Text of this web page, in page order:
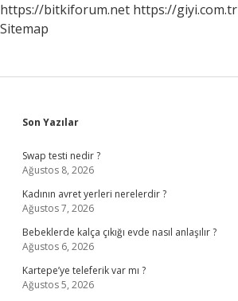
https://bitkiforum.net https://giyi.com.tr
Sitemap
Sidebar
Son Yazılar
Swap testi nedir ?
Ağustos 8, 2026
Kadının avret yerleri nerelerdir ?
Ağustos 7, 2026
Bebeklerde kalça çıkığı evde nasıl anlaşılır ?
Ağustos 6, 2026
Kartepe’ye teleferik var mı ?
Ağustos 5, 2026